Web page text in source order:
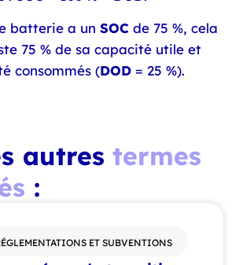
batterie a un SOC de 75 %, cela
75 % de sa capacité utile et
consommés (DOD = 25 %).
autres termes
:
ET SUBVENTIONS